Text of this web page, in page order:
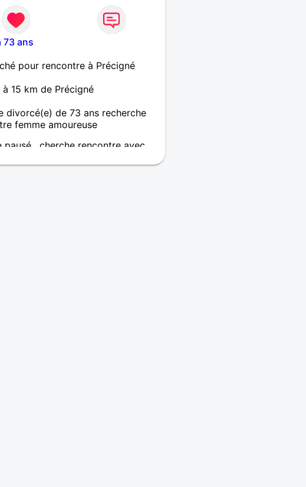
73 ans
pour rencontre à Précigné
à 15 km de Précigné
divorcé(e) de 73 ans recherche
femme amoureuse
pausé , cherche rencontre avec